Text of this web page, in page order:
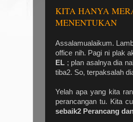
KITA HANYA
MENENTUKAN
Assalamualaikum.
office nih. Pagi ni plak
EL ; plan asalnya dia
tiba2. So, terpaksalah
Yelah apa yang kita
perancangan tu. Kita
sebaik2 Perancang